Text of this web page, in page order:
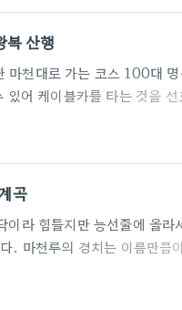
이 능선이 백패킹을 즐기는
은 잠시 쉬어가는 시기입니다
복 산행
마천대로 가는 코스 100대
어 케이블카를 타는 것을 선
장까지 갈 수 있는데, 케이블
습니다. 천천히 가면서 생
늘어선 구름다리가 보기만
곡
라 힘들지만 능선줄에 올라
. 마천루의 경치는 이름만큼